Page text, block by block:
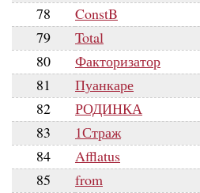
78
ConstB
79
Total
80
Факторизатор
81
Пуанкаре
82
РОДИНКА
83
1Страж
84
Afflatus
85
from